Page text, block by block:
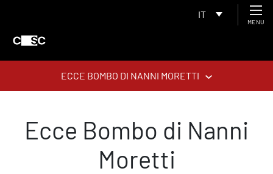
IT
MENU
ECCE BOMBO DI NANNI MORETTI
Ecce Bombo di Nanni
Moretti